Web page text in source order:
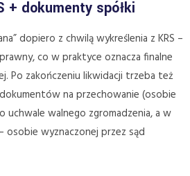
+ dokumenty spółki
dopiero z chwilą wykreślenia z KRS –
co w praktyce oznacza finalne
Po zakończeniu likwidacji trzeba też
na przechowanie (osobie
uchwale walnego zgromadzenia, a w
osobie wyznaczonej przez sąd